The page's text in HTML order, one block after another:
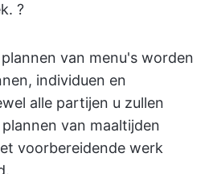
?
van menu's worden
individuen en
alle partijen u zullen
van maaltijden
voorbereidende werk